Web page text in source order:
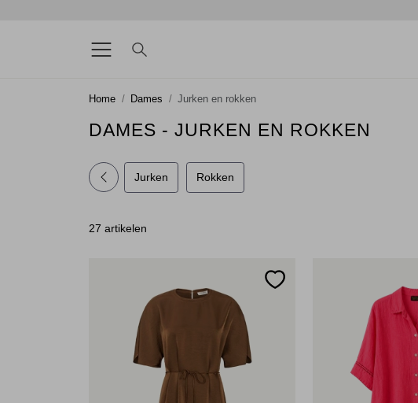
Home Dames Jurken en rokken
DAMES - JURKEN EN ROKKEN
Jurken Rokken
27 artikelen